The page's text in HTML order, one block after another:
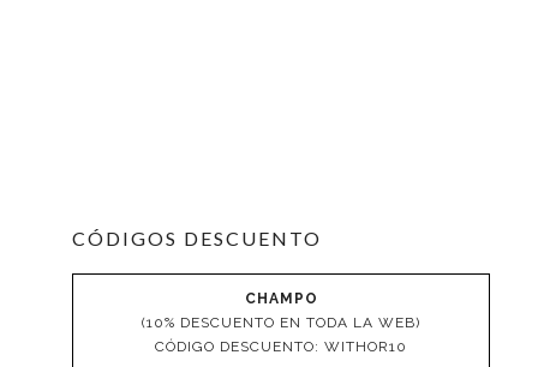
CÓDIGOS DESCUENTO
CHAMPO
(10% DESCUENTO EN TODA LA WEB)
CÓDIGO DESCUENTO: WITHOR10